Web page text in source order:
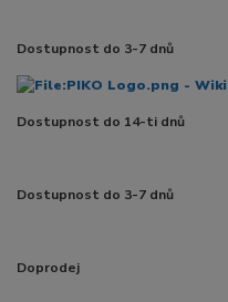
Dostupnost do 3-7 dnů
Dostupnost do 14-ti dnů
Dostupnost do 3-7 dnů
Doprodej